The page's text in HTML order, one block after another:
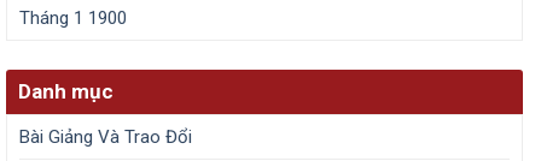
Tháng 1 1900
Danh mục
Bài Giảng Và Trao Đổi